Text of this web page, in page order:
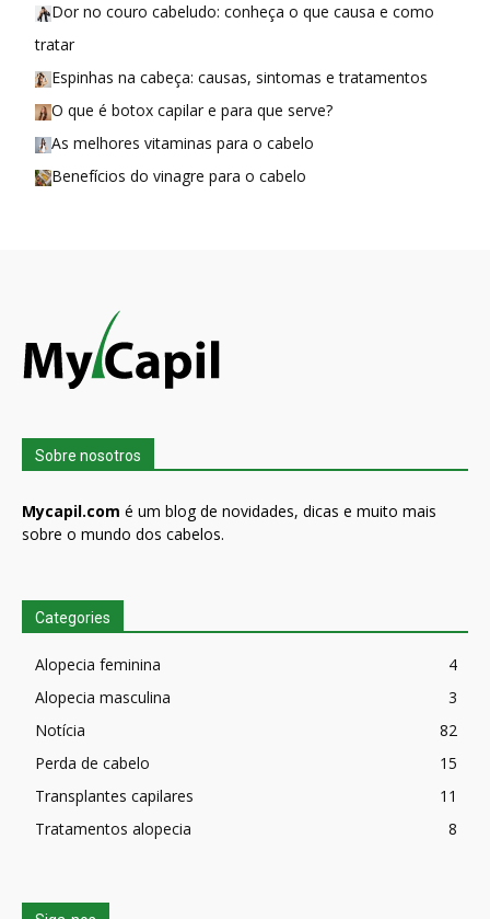
Dor no couro cabeludo: conheça o que causa e como
tratar
Espinhas na cabeça: causas, sintomas e tratamentos
O que é botox capilar e para que serve?
As melhores vitaminas para o cabelo
Benefícios do vinagre para o cabelo
Sobre nosotros
Mycapil.com é um blog de novidades, dicas e muito mais
sobre o mundo dos cabelos.
Categories
Alopecia feminina
4
Alopecia masculina
3
Notícia
82
Perda de cabelo
15
Transplantes capilares
11
Tratamentos alopecia
8